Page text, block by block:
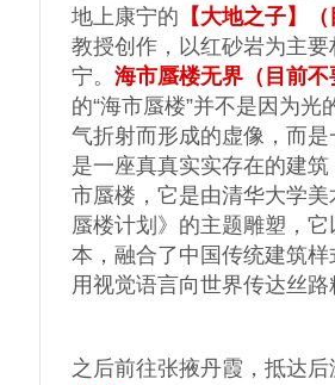
地上康宁的 【大地之子】
教授创作，以红砂岩为主
宁。 海市蜃楼无界（目 前不
的“海市蜃楼”并不是因为
气折射而形成的虚像，而
是一座真真实实存在的建
市蜃楼，它是由清华大学
蜃楼计划》的主题雕塑，
本，融合了中国传统建筑
用视觉语言向世界传达丝
之后前往张掖丹霞，抵达后